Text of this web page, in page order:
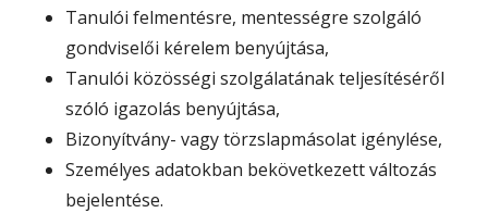
Tanulói felmentésre, mentességre szolgáló
gondviselői kérelem benyújtása,
Tanulói közösségi szolgálatának teljesítéséről
szóló igazolás benyújtása,
Bizonyítvány- vagy törzslapmásolat igénylése,
Személyes adatokban bekövetkezett változás
bejelentése.